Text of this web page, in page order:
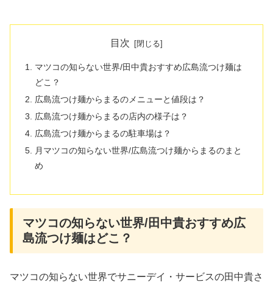
目次
マツコの知らない世界/田中貴おすすめ広島流つけ麺は
どこ？
広島流つけ麺からまるのメニューと値段は？
広島流つけ麺からまるの店内の様子は？
広島流つけ麺からまるの駐車場は？
月マツコの知らない世界/広島流つけ麺からまるのまと
め
マツコの知らない世界/田中貴おすすめ広
島流つけ麺はどこ？
マツコの知らない世界でサニーデイ・サービスの田中貴さ